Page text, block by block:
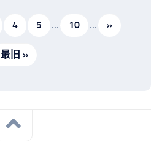
4 5 ... 10 ... »
最旧 »